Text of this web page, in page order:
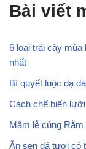
Bài viết
6 loại trái cây mùa
nhất
Bí quyết luộc dạ
Cách chế biến
Mâm lễ cúng Rằm
Ăn sen đá tươi có